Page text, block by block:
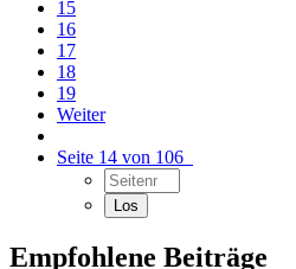
15
16
17
18
19
Weiter
Seite 14 von 106
Empfohlene Beiträge